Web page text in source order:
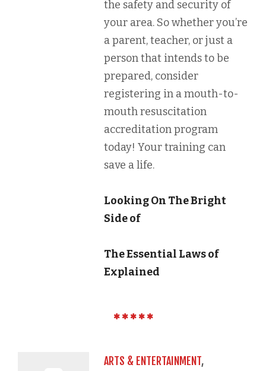
the safety and security of
your area. So whether you’re
a parent, teacher, or just a
person that intends to be
prepared, consider
registering in a mouth-to-
mouth resuscitation
accreditation program
today! Your training can
save a life.
Looking On The Bright
Side of
The Essential Laws of
Explained
ARTS & ENTERTAINMENT,